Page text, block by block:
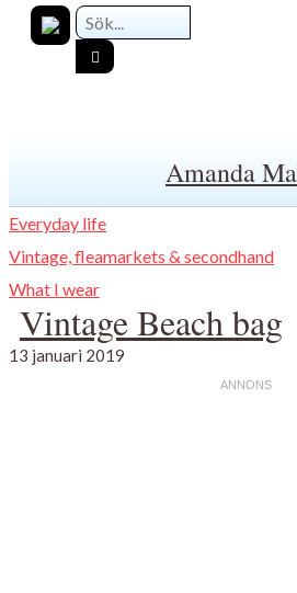
Amanda
Everyday life
Vintage, fleamarkets & secondhand
What I wear
Vintage Beach bag
13 januari 2019